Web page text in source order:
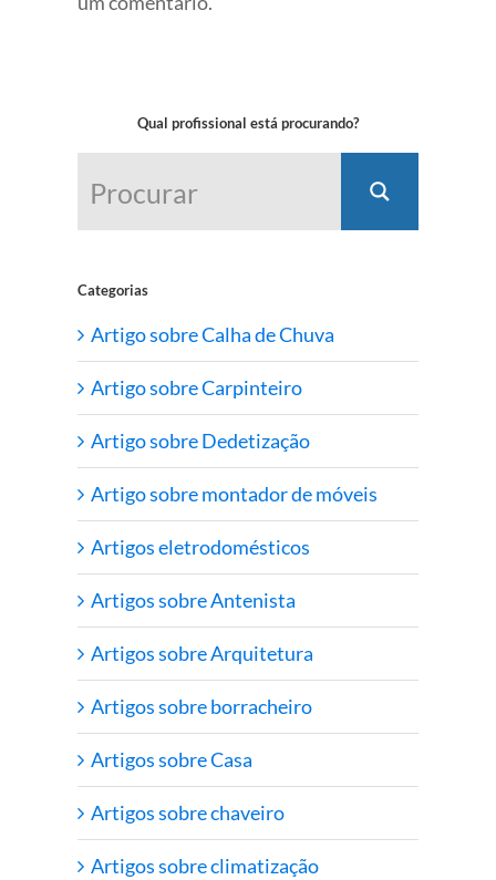
Qual profissional está procurando?
Categorias
Artigo sobre Calha de Chuva
Artigo sobre Carpinteiro
Artigo sobre Dedetização
Artigo sobre montador de móveis
Artigos eletrodomésticos
Artigos sobre Antenista
Artigos sobre Arquitetura
Artigos sobre borracheiro
Artigos sobre Casa
Artigos sobre chaveiro
Artigos sobre climatização